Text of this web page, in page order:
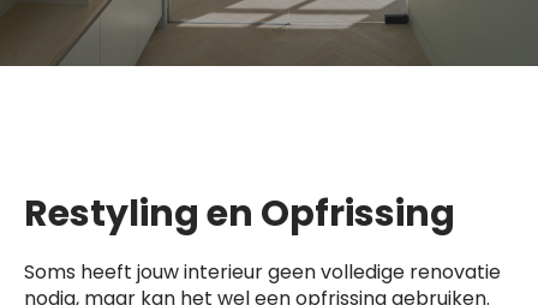
Restyling en Opfrissing
Soms heeft jouw interieur geen volledige renovatie
nodig, maar kan het wel een opfrissing gebruiken.